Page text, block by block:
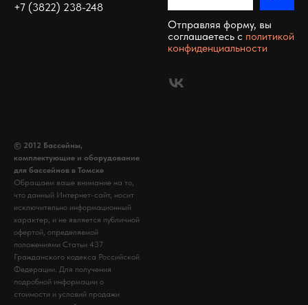
+7 (3822) 238-248
Отправляя форму, вы
соглашаетесь c политикой
конфиденциальности
© 2012 Бассейны,
комплектующие и оборудование
для бассейнов в Томске
Обращаем ваше внимание на то,
что данный Интернет-сайт, носит
исключительно информационный
характер, и не является публичной
офертой, определяемой
положениями Статьи 437
Гражданского кодекса Российской
Федерации. Для получения
подробной информации о
стоимости и условий продажи